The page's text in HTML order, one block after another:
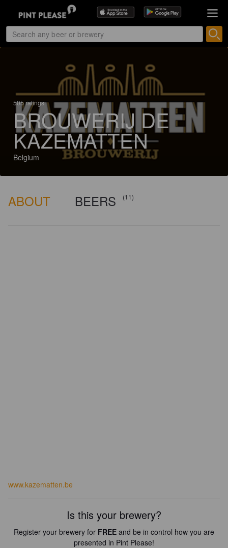
505 ratings
BROUWERIJ DE
KAZEMATTEN
Belgium
ABOUT BEERS (11)
www.kazematten.be
Is this your brewery?
Register your brewery for FREE and be in control how you are
presented in Pint Please!